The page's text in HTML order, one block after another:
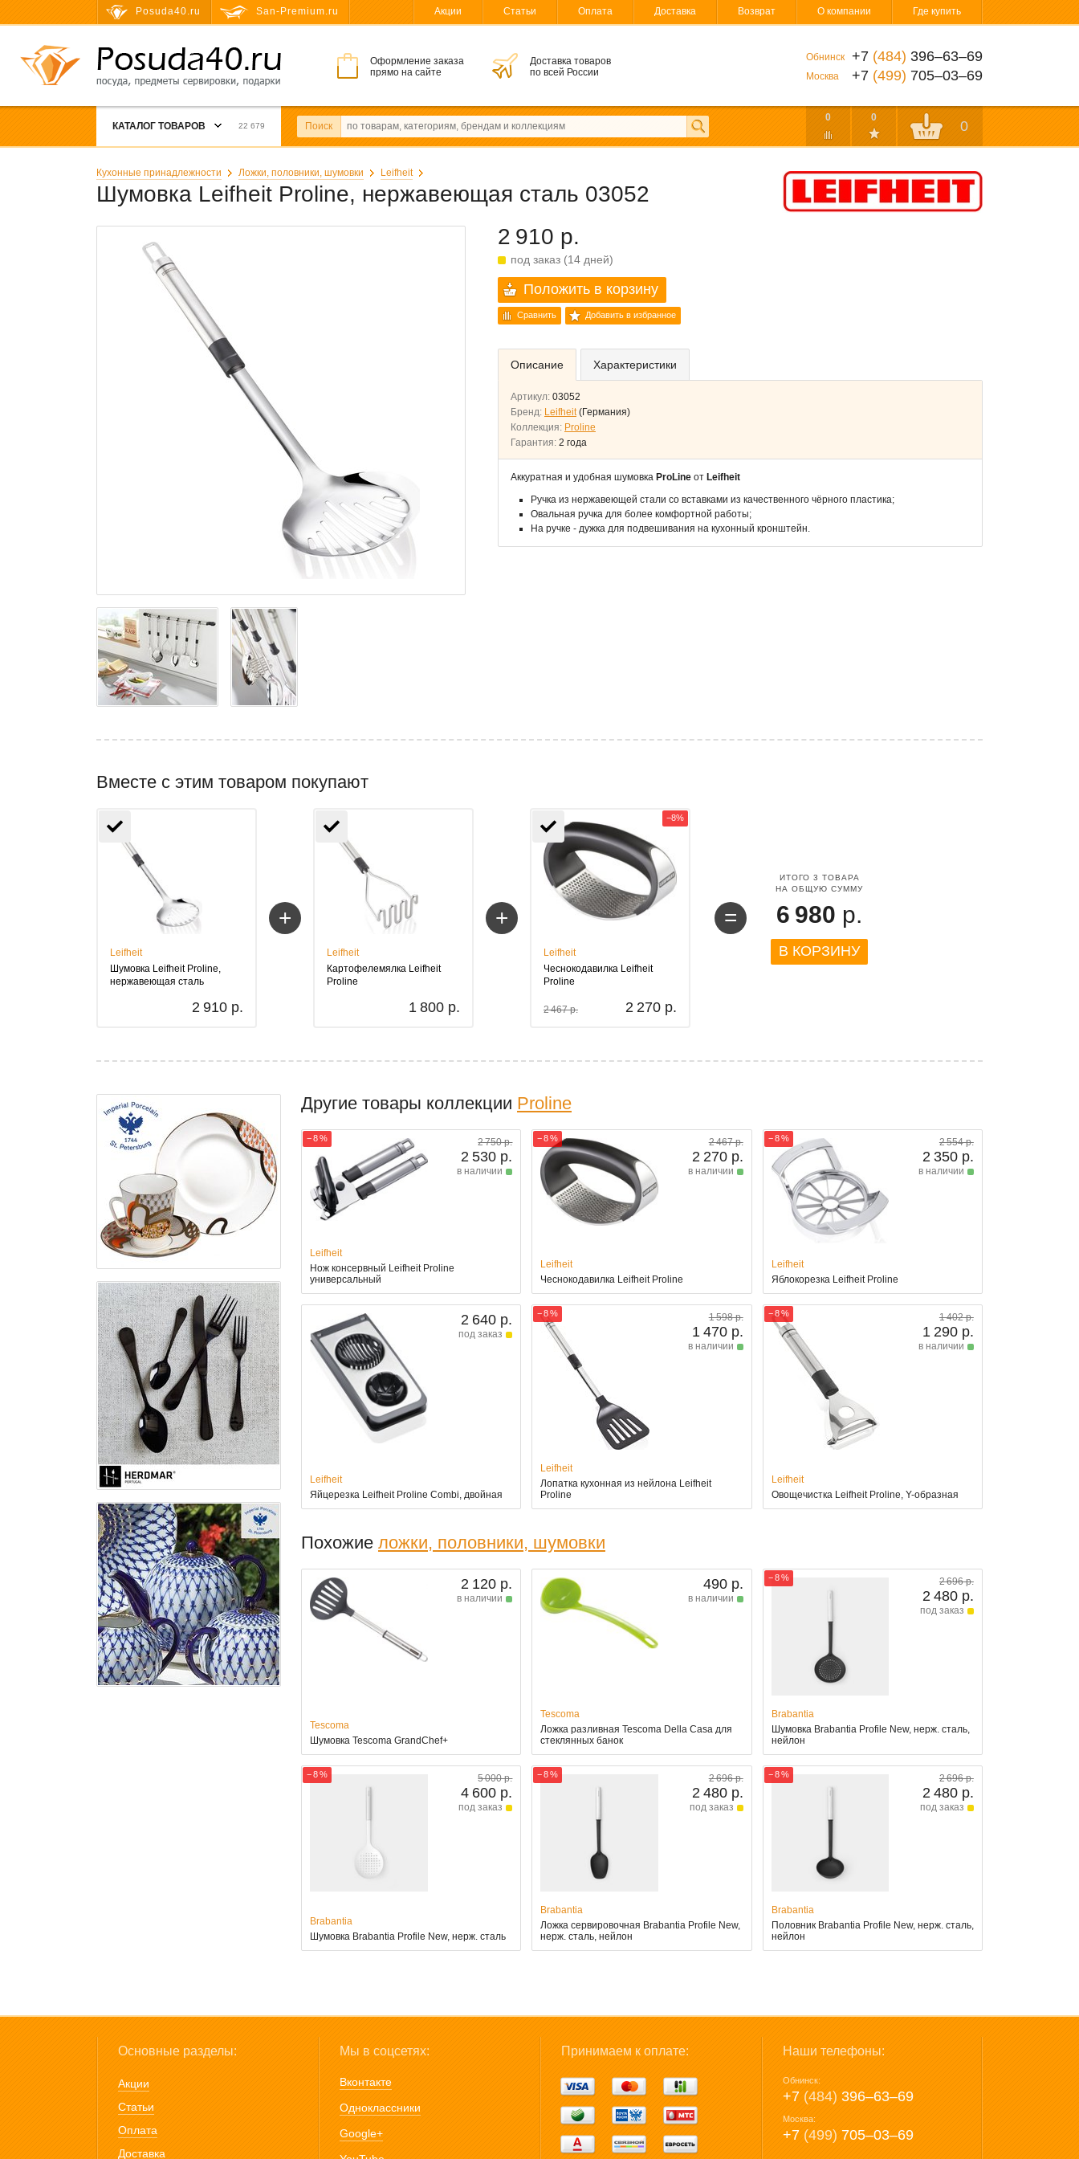
Posuda40.ru San-Premium.ru Акции Статьи Оплата Доставка Возврат О компании Где купить
Оформление заказа
прямо на сайте
Доставка товаров
по всей России
Обнинск +7 (484) 396‒63‒69
Москва +7 (499) 705‒03‒69
КАТАЛОГ ТОВАРОВ 22 679 Поиск
0 0
0
Кухонные принадлежности Ложки, половники, шумовки Leifheit
Шумовка Leifheit Proline, нержавеющая сталь 03052
2 910 р.
под заказ (14 дней)
Положить в корзину
Сравнить Добавить в избранное
Описание Характеристики
Артикул: 03052
Бренд: Leifheit (Германия)
Коллекция: Proline
Гарантия: 2 года
Аккуратная и удобная шумовка ProLine от Leifheit
Ручка из нержавеющей стали со вставками из качественного чёрного пластика;
Овальная ручка для более комфортной работы;
На ручке - дужка для подвешивания на кухонный кронштейн.
Вместе с этим товаром покупают
Leifheit
Шумовка Leifheit Proline,
нержавеющая сталь
2 910 р.
+
Leifheit
Картофелемялка Leifheit
Proline
1 800 р.
+
Leifheit
Чеснокодавилка Leifheit
Proline
2 467 р. 2 270 р.
−8%
=
ИТОГО 3 ТОВАРА
НА ОБЩУЮ СУММУ
6 980 р.
В КОРЗИНУ
Другие товары коллекции Proline
− 8 % 2 750 р.
2 530 р.
в наличии
Leifheit
Нож консервный Leifheit Proline
универсальный
− 8 % 2 467 р.
2 270 р.
в наличии
Leifheit
Чеснокодавилка Leifheit Proline
− 8 % 2 554 р.
2 350 р.
в наличии
Leifheit
Яблокорезка Leifheit Proline
2 640 р.
под заказ
Leifheit
Яйцерезка Leifheit Proline Combi, двойная
− 8 % 1 598 р.
1 470 р.
в наличии
Leifheit
Лопатка кухонная из нейлона Leifheit
Proline
− 8 % 1 402 р.
1 290 р.
в наличии
Leifheit
Овощечистка Leifheit Proline, Y-образная
Похожие ложки, половники, шумовки
2 120 р.
в наличии
Tescoma
Шумовка Tescoma GrandChef+
490 р.
в наличии
Tescoma
Ложка разливная Tescoma Della Casa для
стеклянных банок
− 8 % 2 696 р.
2 480 р.
под заказ
Brabantia
Шумовка Brabantia Profile New, нерж. сталь,
нейлон
− 8 % 5 000 р.
4 600 р.
под заказ
Brabantia
Шумовка Brabantia Profile New, нерж. сталь
− 8 % 2 696 р.
2 480 р.
под заказ
Brabantia
Ложка сервировочная Brabantia Profile New,
нерж. сталь, нейлон
− 8 % 2 696 р.
2 480 р.
под заказ
Brabantia
Половник Brabantia Profile New, нерж. сталь,
нейлон
Основные разделы:
Акции
Статьи
Оплата
Доставка
Мы в соцсетях:
Вконтакте
Одноклассники
Google+
Принимаем к оплате: Наши телефоны:
Обнинск:
+7 (484) 396‒63‒69
Москва:
+7 (499) 705‒03‒69